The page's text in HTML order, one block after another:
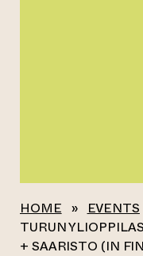
HOME » EVENTS
TURUN
+ SAARISTO (IN